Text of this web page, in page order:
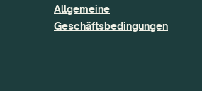
Allgemeine
Geschäftsbedingungen